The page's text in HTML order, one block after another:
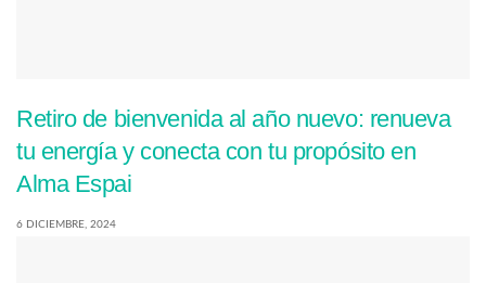
Retiro de bienvenida al año nuevo: renueva
tu energía y conecta con tu propósito en
Alma Espai
6 DICIEMBRE, 2024